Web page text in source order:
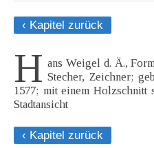
‹ Kapitel zurück
H ans Weigel d. Ä.,
Stecher, Zeichner;
1577; mit einem Holzschnitt
Stadtansicht
‹ Kapitel zurück